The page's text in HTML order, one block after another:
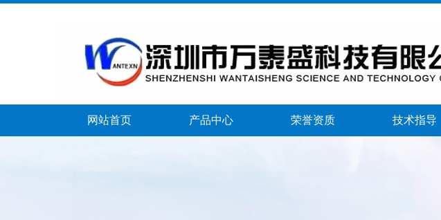
网站首页 产品中心 荣誉资质 技术指导